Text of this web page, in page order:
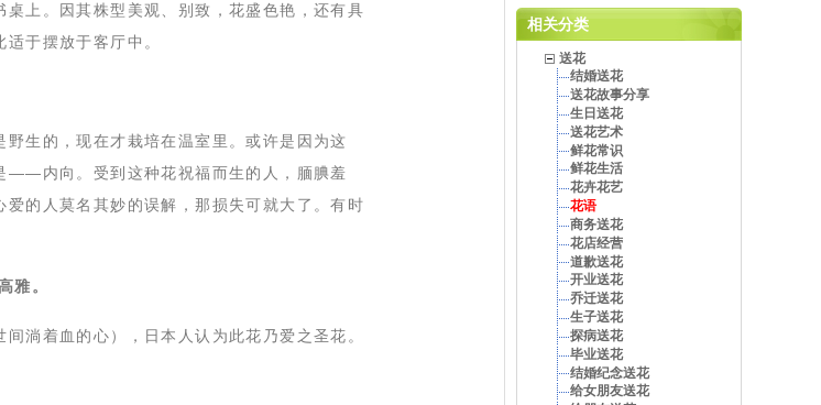
上。因其株型美观、别致，花盛色艳，还有具
于摆放于客厅中。
生的，现在才栽培在温室里。或许是因为这
——内向。受到这种花祝福而生的人，腼腆羞
的人莫名其妙的误解，那损失可就大了。有时
雅。
淌着血的心），日本人认为此花乃爱之圣花。
相关分类
送花
结婚送花
送花故事分享
生日送花
送花艺术
鲜花常识
鲜花生活
花卉花艺
花语
商务送花
花店经营
道歉送花
开业送花
乔迁送花
生子送花
探病送花
毕业送花
结婚纪念送花
给女朋友送花